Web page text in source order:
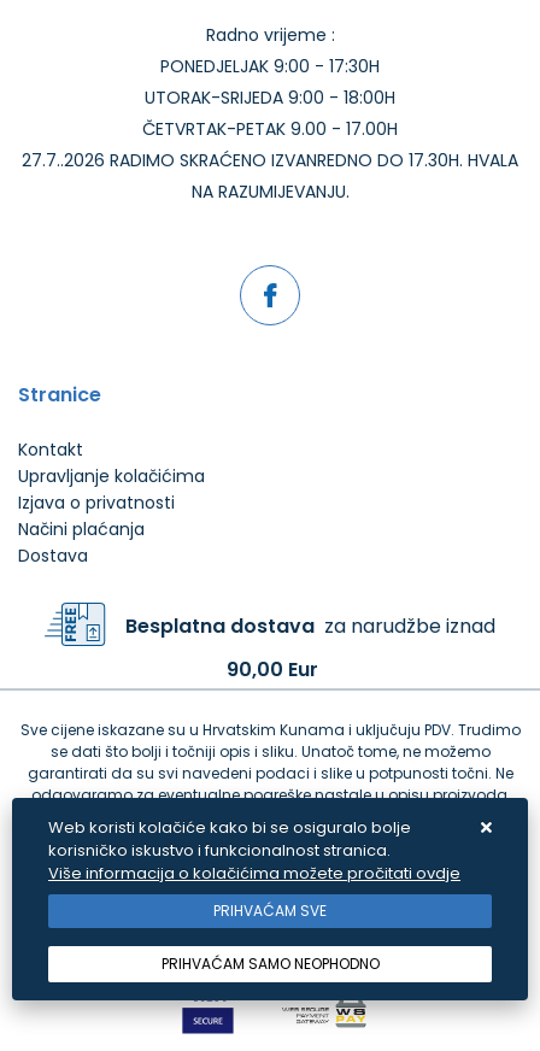
Radno vrijeme :
PONEDJELJAK 9:00 - 17:30H
UTORAK-SRIJEDA 9:00 - 18:00H
ČETVRTAK-PETAK 9.00 - 17.00H
27.7..2026 RADIMO SKRAĆENO IZVANREDNO DO 17.30H. HVALA
NA RAZUMIJEVANJU.
Stranice
Kontakt
Upravljanje kolačićima
Izjava o privatnosti
Načini plaćanja
Dostava
Besplatna dostavaza narudžbe iznad
90,00 Eur
Sve cijene iskazane su u Hrvatskim Kunama i uključuju PDV. Trudimo
se dati što bolji i točniji opis i sliku. Unatoč tome, ne možemo
garantirati da su svi navedeni podaci i slike u potpunosti točni. Ne
odgovaramo za eventualne pogreške nastale u opisu proizvoda,
greške prilikom štampanja te promjene cijena.
Web koristi kolačiće kako bi se osiguralo bolje
korisničko iskustvo i funkcionalnost stranica.
Više informacija o kolačićima možete pročitati ovdje
PRIHVAĆAM SVE
PRIHVAĆAM SAMO NEOPHODNO